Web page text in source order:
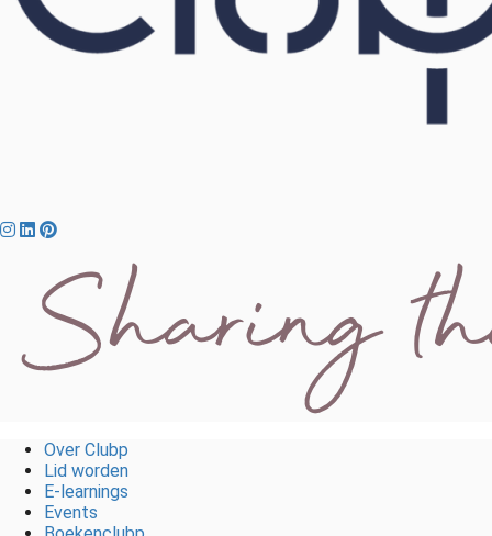
Over Clubp
Lid worden
E-learnings
Events